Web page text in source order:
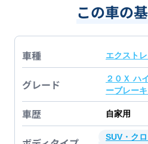
この車の
車種 エクスト
グレード
２０Ｘ ハ
ーブレーキ
車歴 自家用
SUV・ク